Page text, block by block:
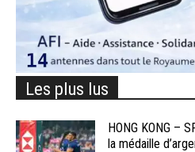
Les plus lus
HONG KONG –
la médaille